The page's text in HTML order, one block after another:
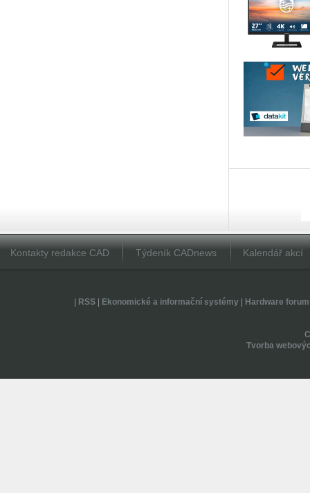
Kontakty redakce CAD Týdeník CADnews Kalendář akcí
RSS| Ekonomické a informační systémy| Hardware forum
Tvorba